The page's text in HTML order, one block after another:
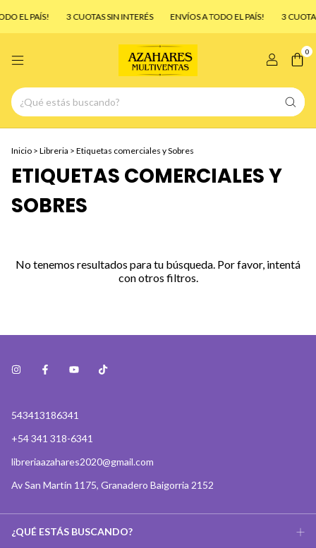
EL PAÍS! 3 CUOTAS SIN INTERÉS ENVÍOS A TODO EL PAÍS! 3
0
Inicio > Libreria > Etiquetas comerciales y Sobres
ETIQUETAS COMERCIALES Y
SOBRES
No tenemos resultados para tu búsqueda. Por favor, intentá
con otros filtros.
543413186341
+54 341 318-6341
libreriaazahares2020@gmail.com
Av San Martín 1175, Granadero Baigorria 2152
¿QUÉ ESTÁS BUSCANDO?